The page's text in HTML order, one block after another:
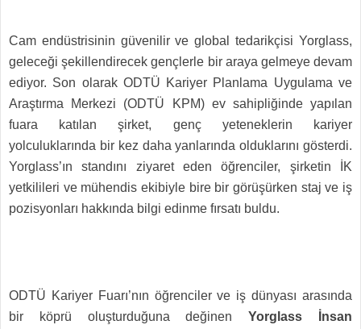
Cam endüstrisinin güvenilir ve global tedarikçisi Yorglass,
geleceği şekillendirecek gençlerle bir araya gelmeye devam
ediyor. Son olarak ODTÜ Kariyer Planlama Uygulama ve
Araştırma Merkezi (ODTÜ KPM) ev sahipliğinde yapılan
fuara katılan şirket, genç yeteneklerin kariyer
yolculuklarında bir kez daha yanlarında olduklarını gösterdi.
Yorglass’ın standını ziyaret eden öğrenciler, şirketin İK
yetkilileri ve mühendis ekibiyle bire bir görüşürken staj ve iş
pozisyonları hakkında bilgi edinme fırsatı buldu.
ODTÜ Kariyer Fuarı’nın öğrenciler ve iş dünyası arasında
bir köprü oluşturduğuna değinenYorglass İnsan